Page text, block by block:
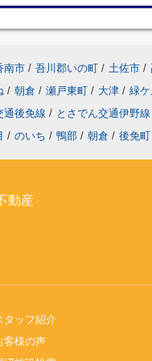
南市 / 吾川郡いの町 / 土佐市 /
/ 朝倉 / 瀬戸東町 / 大津 / 緑ケ
通後免線 / とさでん交通伊野線
/ のいち / 鴨部 / 朝倉 / 後免町
動産
タッフ紹介
客様の声